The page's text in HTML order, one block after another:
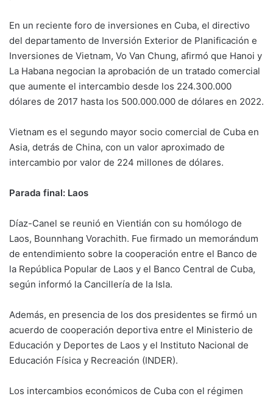
En un reciente foro de inversiones en Cuba, el directivo
del departamento de Inversión Exterior de Planificación e
Inversiones de Vietnam, Vo Van Chung, afirmó que Hanoi y
La Habana negocian la aprobación de un tratado comercial
que aumente el intercambio desde los 224.300.000
dólares de 2017 hasta los 500.000.000 de dólares en 2022.
Vietnam es el segundo mayor socio comercial de Cuba en
Asia, detrás de China, con un valor aproximado de
intercambio por valor de 224 millones de dólares.
Parada final: Laos
Díaz-Canel se reunió en Vientián con su homólogo de
Laos, Bounnhang Vorachith. Fue firmado un memorándum
de entendimiento sobre la cooperación entre el Banco de
la República Popular de Laos y el Banco Central de Cuba,
según informó la Cancillería de la Isla.
Además, en presencia de los dos presidentes se firmó un
acuerdo de cooperación deportiva entre el Ministerio de
Educación y Deportes de Laos y el Instituto Nacional de
Educación Física y Recreación (INDER).
Los intercambios económicos de Cuba con el régimen